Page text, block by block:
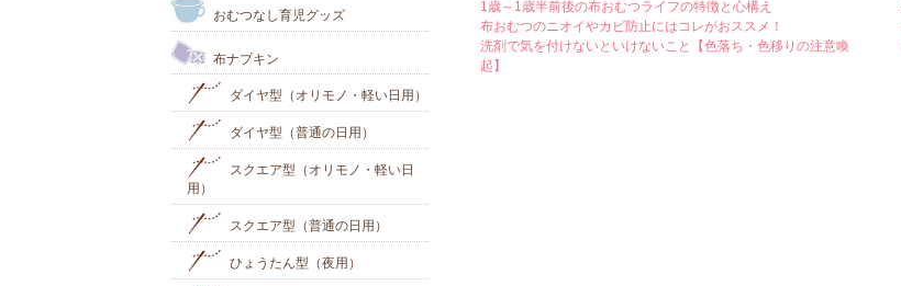
1歳～1歳半前後の布おむつライフの特徴と心構え
布おむつのニオイやカビ防止にはコレがおススメ！
洗剤で気を付けないといけないこと【色落ち・色移りの注意喚
起】
おむつなし育児グッズ
布ナプキン
ダイヤ型（オリモノ・軽い日用）
ダイヤ型（普通の日用）
スクエア型（オリモノ・軽い日
用）
スクエア型（普通の日用）
ひょうたん型（夜用）